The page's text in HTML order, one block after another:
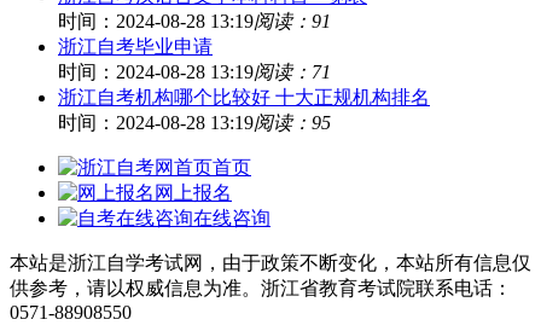
时间：2024-08-28 13:19阅读：91
浙江自考毕业申请
时间：2024-08-28 13:19阅读：71
浙江自考机构哪个比较好 十大正规机构排名
时间：2024-08-28 13:19阅读：95
首页
网上报名
在线咨询
本站是浙江自学考试网，由于政策不断变化，本站所有信息仅
供参考，请以权威信息为准。浙江省教育考试院联系电话：
0571-88908550